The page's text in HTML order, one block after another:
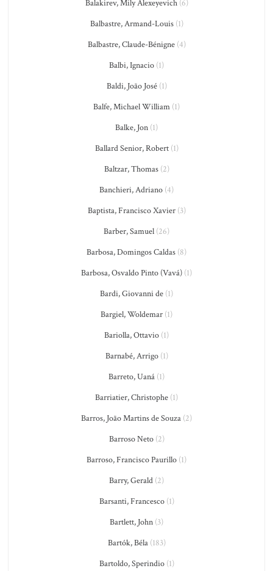
Balakirev, Mily Alexeyevich(6)
Balbastre, Armand-Louis(1)
Balbastre, Claude-Bénigne(4)
Balbi, Ignacio (1)
Baldi, João José(1)
Balfe, Michael William (1)
Balke, Jon (1)
Ballard Senior, Robert(1)
Baltzar, Thomas(2)
Banchieri, Adriano (4)
Baptista, Francisco Xavier(3)
Barber, Samuel (26)
Barbosa, Domingos Caldas (8)
Barbosa, Osvaldo Pinto (Vavá) (1)
Bardi, Giovanni de (1)
Bargiel, Woldemar (1)
Bariolla, Ottavio (1)
Barnabé, Arrigo(1)
Barreto, Uaná (1)
Barriatier, Christophe (1)
Barros, João Martins de Souza (2)
Barroso Neto(2)
Barroso, Francisco Paurillo (1)
Barry, Gerald (2)
Barsanti, Francesco(1)
Bartlett, John (3)
Bartók, Béla(183)
Bartoldo, Sperindio(1)